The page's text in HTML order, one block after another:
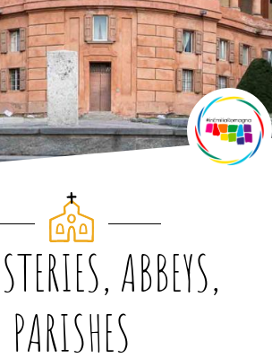
ABBEYS,
PARISHES